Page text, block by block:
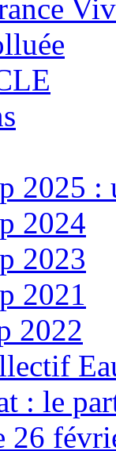
2025 :
2024
2023
2021
2022
: le
26